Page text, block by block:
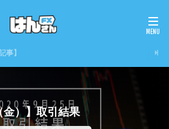
事】
金）】取引結果